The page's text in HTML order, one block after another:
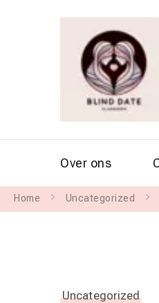
Over ons
Home Uncategorized
Uncategorized